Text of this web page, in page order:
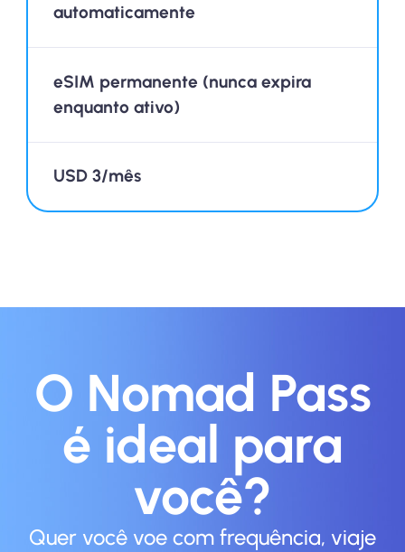
automaticamente
eSIM permanente (nunca expira
enquanto ativo)
USD 3/mês
O Nomad Pass
é ideal para
você?
Quer você voe com frequência, viaje